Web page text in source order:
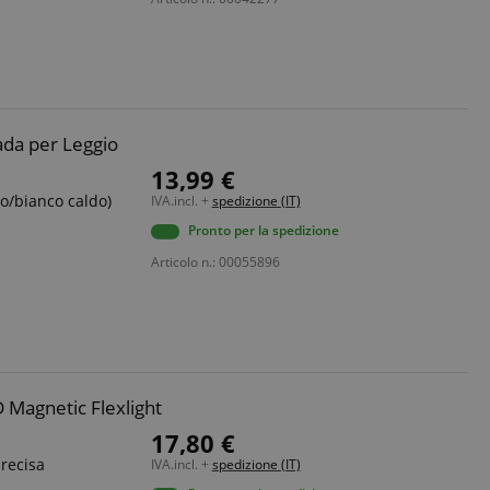
per Leggio
bianco caldo)
13,99 €
IVA.incl. + spedizione (IT)
Pronto per la spedizione
Articolo n.: 00055896
Magnetic Flexlight
17,80 €
IVA.incl. + spedizione (IT)
molto comune,
di sessione è
per la gestione
user session
come
della pagina
da dove si